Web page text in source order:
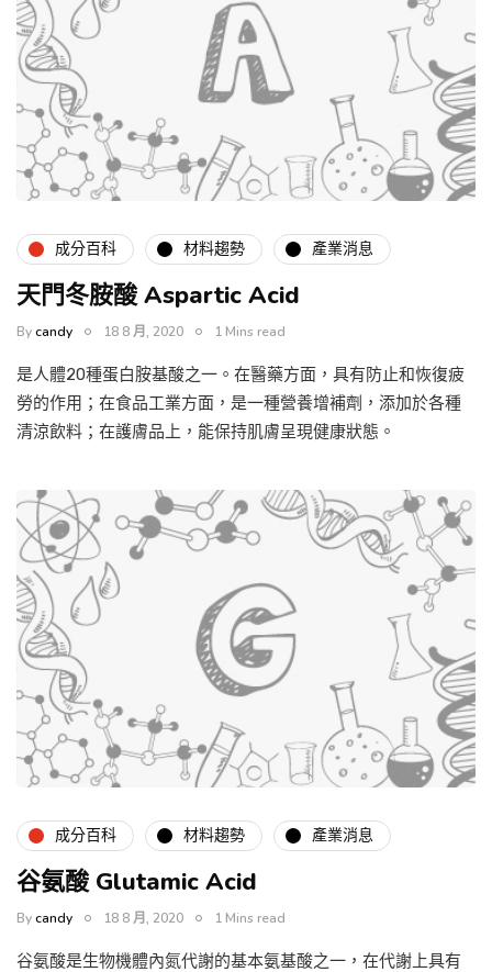
成分百科 材料趨勢 產業消息
天門冬胺酸 Aspartic Acid
Bycandy 18 8 月, 2020 1 Mins read
是人體20種蛋白胺基酸之一。在醫藥方面，具有防止和恢復疲
勞的作用；在食品工業方面，是一種營養增補劑，添加於各種
清涼飲料；在護膚品上，能保持肌膚呈現健康狀態。
成分百科 材料趨勢 產業消息
谷氨酸 Glutamic Acid
Bycandy 18 8 月, 2020 1 Mins read
谷氨酸是生物機體內氮代謝的基本氨基酸之一，在代謝上具有